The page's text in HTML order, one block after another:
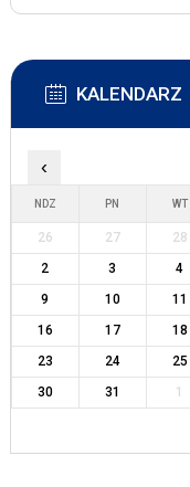
KALENDARZ
‹
NDZ PN WT
26 27 28
2
3 4
9
10 11
16
17 18
23
24 25
30
31 1